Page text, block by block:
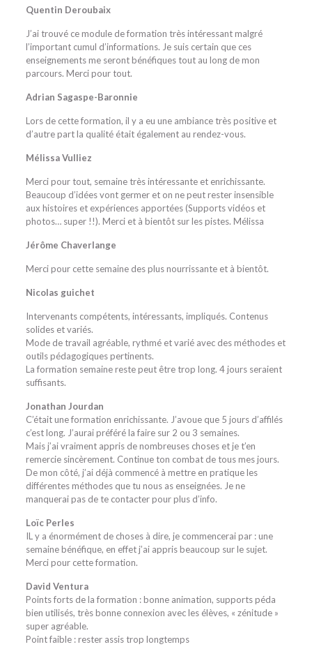
Quentin Deroubaix
J’ai trouvé ce module de formation très intéressant malgré
l’important cumul d’informations. Je suis certain que ces
enseignements me seront bénéfiques tout au long de mon
parcours. Merci pour tout.
Adrian Sagaspe-Baronnie
Lors de cette formation, il y a eu une ambiance très positive et
d’autre part la qualité était également au rendez-vous.
Mélissa Vulliez
Merci pour tout, semaine très intéressante et enrichissante.
Beaucoup d’idées vont germer et on ne peut rester insensible
aux histoires et expériences apportées (Supports vidéos et
photos… super !!). Merci et à bientôt sur les pistes. Mélissa
Jérôme Chaverlange
Merci pour cette semaine des plus nourrissante et à bientôt.
Nicolas guichet
Intervenants compétents, intéressants, impliqués. Contenus
solides et variés.
Mode de travail agréable, rythmé et varié avec des méthodes et
outils pédagogiques pertinents.
La formation semaine reste peut être trop long. 4 jours seraient
suffisants.
Jonathan Jourdan
C’était une formation enrichissante. J’avoue que 5 jours d’affilés
c’est long. J’aurai préféré la faire sur 2 ou 3 semaines.
Mais j’ai vraiment appris de nombreuses choses et je t’en
remercie sincèrement. Continue ton combat de tous mes jours.
De mon côté, j’ai déjà commencé à mettre en pratique les
différentes méthodes que tu nous as enseignées. Je ne
manquerai pas de te contacter pour plus d’info.
Loïc Perles
IL y a énormément de choses à dire, je commencerai par : une
semaine bénéfique, en effet j’ai appris beaucoup sur le sujet.
Merci pour cette formation.
David Ventura
Points forts de la formation : bonne animation, supports péda
bien utilisés, très bonne connexion avec les élèves, « zénitude »
super agréable.
Point faible : rester assis trop longtemps